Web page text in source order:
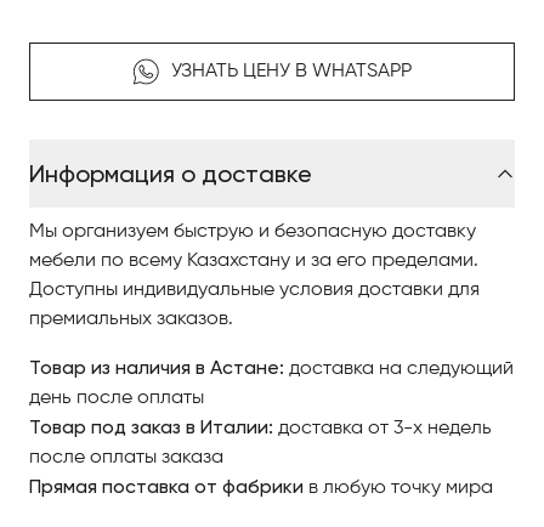
УЗНАТЬ ЦЕНУ В WHATSAPP
Информация о доставке
Мы организуем быструю и безопасную доставку
мебели по всему Казахстану и за его пределами.
Доступны индивидуальные условия доставки для
премиальных заказов.
Товар из наличия в Астане: доставка на следующий
день после оплаты
Товар под заказ в Италии: доставка от 3-х недель
после оплаты заказа
Прямая поставка от фабрики в любую точку мира